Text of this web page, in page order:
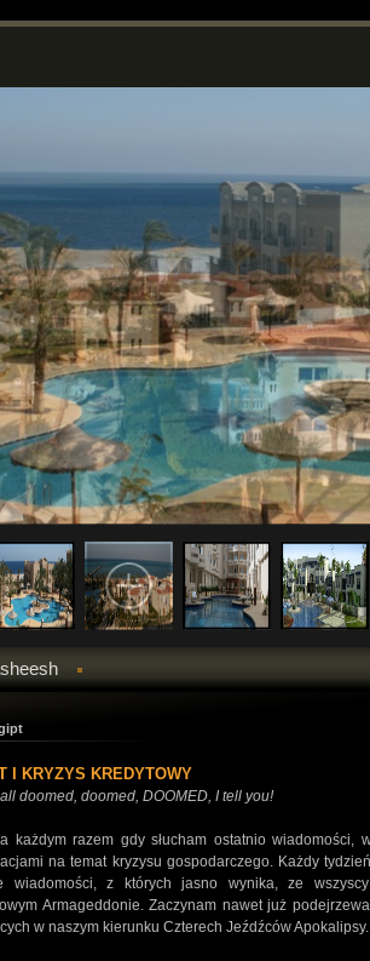
I KRYZYS KREDYTOWY
doomed, doomed, DOOMED, I tell you!
razem gdy słucham ostatnio wiadomości,
na temat kryzysu gospodarczego. Każdy
wiadomości, z których jasno wynika, ze
Armageddonie. Zaczynam nawet już
w naszym kierunku Czterech Jeźdźców Apokalipsy.